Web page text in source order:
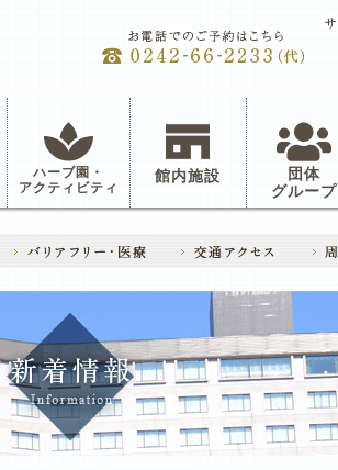
ハーブ園・
アクティビティ
館内施設
団体
グループ